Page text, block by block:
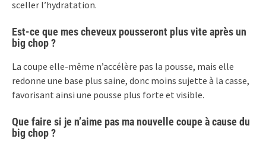
sceller l’hydratation.
Est-ce que mes cheveux pousseront plus vite après un
big chop ?
La coupe elle-même n’accélère pas la pousse, mais elle
redonne une base plus saine, donc moins sujette à la casse,
favorisant ainsi une pousse plus forte et visible.
Que faire si je n’aime pas ma nouvelle coupe à cause du
big chop ?